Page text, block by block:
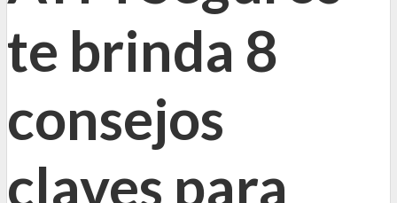
te brinda 8
consejos
claves para